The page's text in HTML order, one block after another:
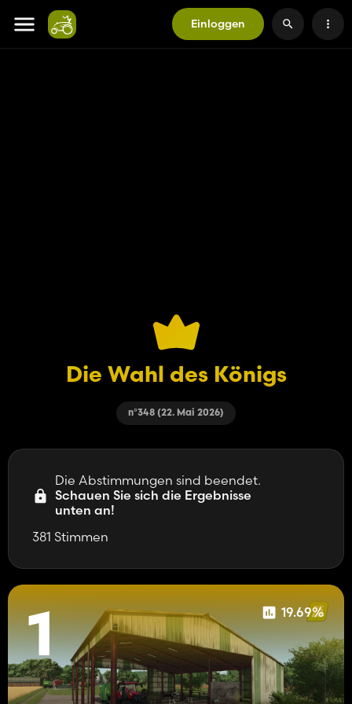
Einloggen
Die Wahl des Königs
n°348 (22. Mai 2026)
Die Abstimmungen sind beendet.
Schauen Sie sich die Ergebnisse
unten an!
381 Stimmen
1 19.69%